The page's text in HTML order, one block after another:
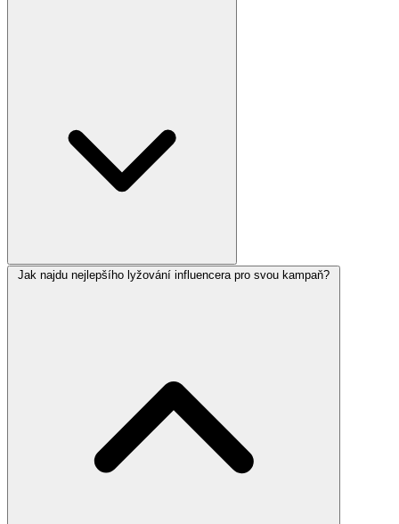
Jak najdu nejlepšího lyžování influencera pro svou kampaň?